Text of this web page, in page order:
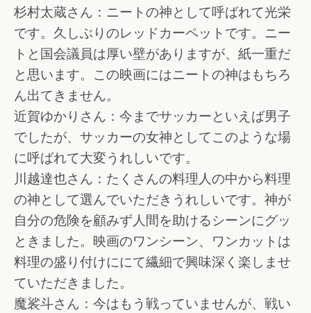
杉村太蔵さん：ニートの神として呼ばれて光栄
です。久しぶりのレッドカーペットです。ニー
トと国会議員は厚い壁がありますが、紙一重だ
と思います。この映画にはニートの神はもちろ
ん出てきません。
近賀ゆかりさん：今までサッカーといえば男子
でしたが、サッカーの女神としてこのような場
に呼ばれて大変うれしいです。
川越達也さん：たくさんの料理人の中から料理
の神として選んでいただきうれしいです。神が
自分の危険を顧みず人間を助けるシーンにグッ
ときました。映画のワンシーン、ワンカットは
料理の盛り付けににて繊細で興味深く楽しませ
ていただきました。
魔裟斗さん：今はもう戦っていませんが、戦い